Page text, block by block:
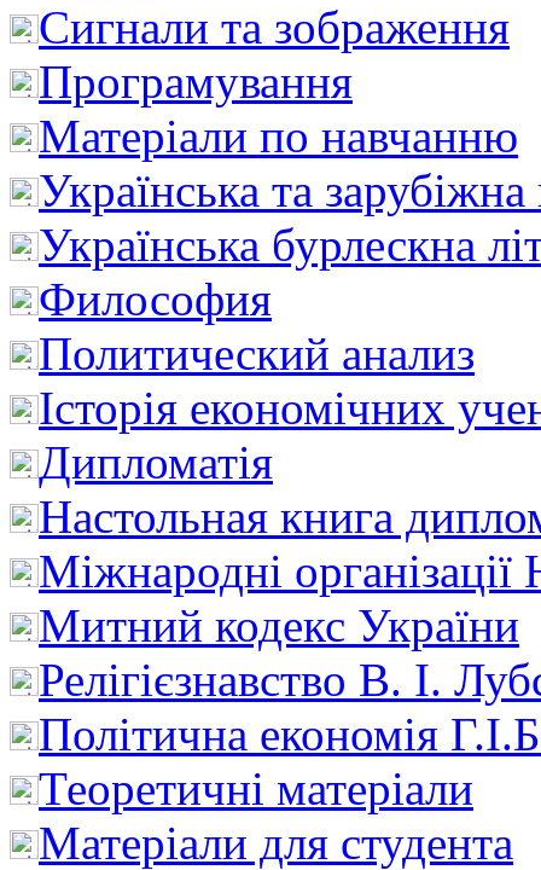
Сигнали та зображення
Програмування
Матеріали по навчанню
Українська та зарубіжна
Українська бурлескна
Философия
Политический анализ
Історія економічних
Дипломатія
Настольная книга
Міжнародні
Митний кодекс України
Релігієзнавство В. І.
Політична економія
Теоретичні матеріали
Матеріали для студента